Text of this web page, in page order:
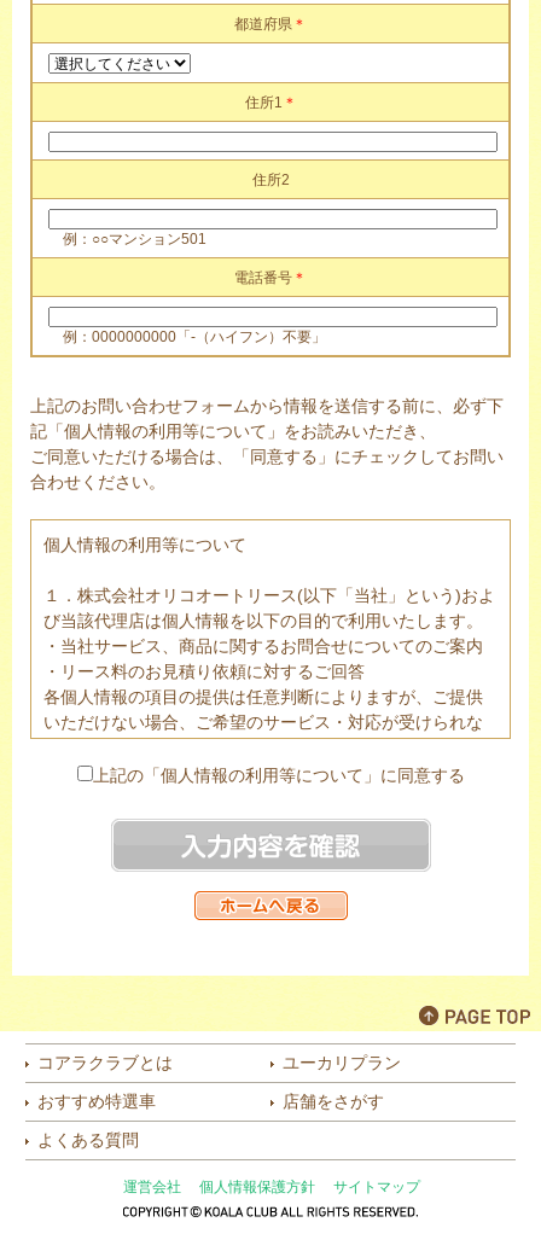
都道府県 ＊
住所1 ＊
住所2
例：○○マンション501
電話番号 ＊
例：0000000000「-（ハイフン）不要」
上記のお問い合わせフォームから情報を送信する前に、必ず下
記「個人情報の利用等について」をお読みいただき、
ご同意いただける場合は、「同意する」にチェックしてお問い
合わせください。
個人情報の利用等について
１．株式会社オリコオートリース(以下「当社」という)およ
び当該代理店は個人情報を以下の目的で利用いたします。
・当社サービス、商品に関するお問合せについてのご案内
・リース料のお見積り依頼に対するご回答
各個人情報の項目の提供は任意判断によりますが、ご提供
いただけない場合、ご希望のサービス・対応が受けられな
２．ご提供頂きました個人情報は、法令に基づく場合を除
る場合がございます。
３．当社は個人情報の取扱業務の全部または一部を個人情
報保護体制について一定の水準を満たしていると認められ
る委託先に委託する場合があります。
４．個人情報の開示等（利用目的の通知、開示、内容の訂
の停止）は以下の問合わせ窓口にて受け付けております。
株式会社オリコオートリース 個人情報管理責任者 コン
プライアンス・リスク管理部長
〒110-0016 東京都台東区台東2-27-5 日土地御徒町ビル
TEL：03(6860)0706
（月～金 9:30～18:00 ただし土日・祝祭日を除く）
KOALA CLUB 二又瀬店 有限会社寿モータース 個人情
上記の「個人情報の利用等について」に同意する
コアラクラブとは
ユーカリプラン
おすすめ特選車
店舗をさがす
よくある質問
運営会社 個人情報保護方針 サイトマップ